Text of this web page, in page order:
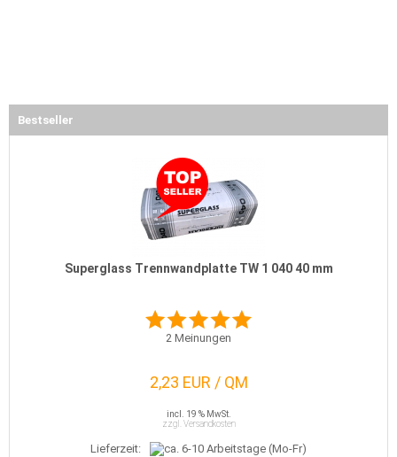
Bestseller
Superglass Trennwandplatte TW 1 040 40 mm
2 Meinungen
2,23 EUR / QM
incl. 19 % MwSt.
zzgl. Versandkosten
Lieferzeit: